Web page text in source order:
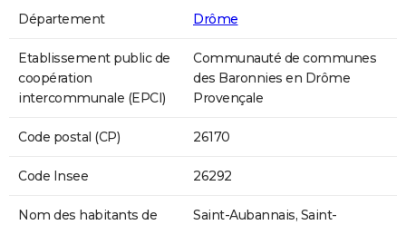
Département Drôme
Etablissement public de
coopération
intercommunale (EPCI)
Communauté de communes
des Baronnies en Drôme
Provençale
Code postal (CP) 26170
Code Insee 26292
Nom des habitants de
Saint-Aubannais, Saint-